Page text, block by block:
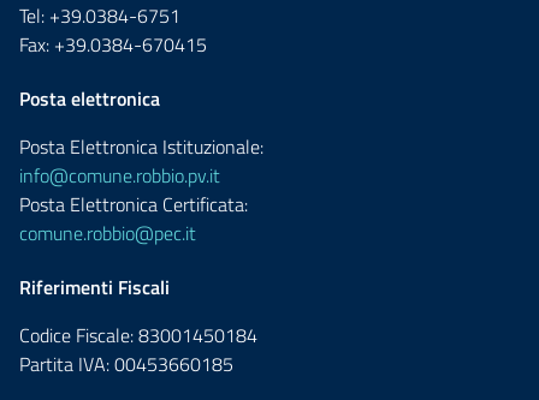
Tel: +39.0384-6751
Fax: +39.0384-670415
Posta elettronica
Posta Elettronica Istituzionale:
info@comune.robbio.pv.it
Posta Elettronica Certificata:
comune.robbio@pec.it
Riferimenti Fiscali
Codice Fiscale: 83001450184
Partita IVA: 00453660185